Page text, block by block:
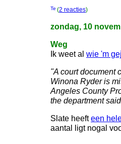
(2 reacties)
zondag, 10
Weg
Ik weet al wie 'm
"A court document
Winona Ryder is
Angeles County
the department
Slate heefteen
aantal ligt nogal